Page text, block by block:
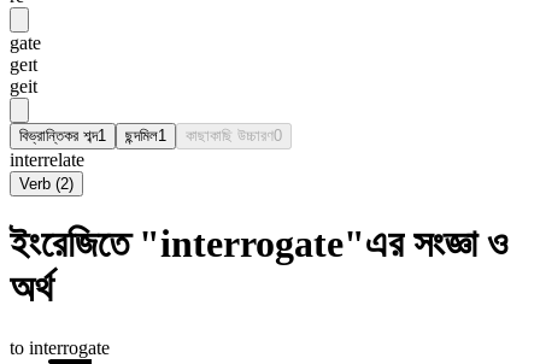
gate
geɪt
geit
বিভ্রান্তিকর শব্দ1 ছন্দমিল1 কাছাকাছি উচ্চারণ0
interrelate
Verb (2)
ইংরেজিতে "interrogate"এর সংজ্ঞা ও
অর্থ
to interrogate